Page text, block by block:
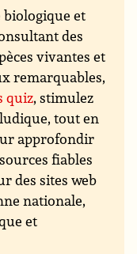
et
des
vivantes et
remarquables,
quiz, stimulez
tout en
approfondir
fiables
des sites web
nationale,
et